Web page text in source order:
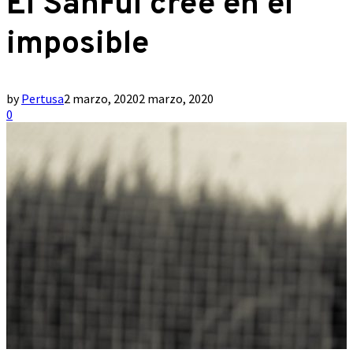
imposible
byPertusa2 marzo, 20202 marzo, 2020
0